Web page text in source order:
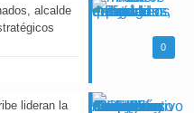
0
alcalde
lideran la